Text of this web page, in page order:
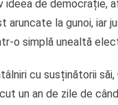
ideea de democrație,
aruncate la gunoi, iar
o simplă unealtă
cu susținătorii săi,
un an de zile de